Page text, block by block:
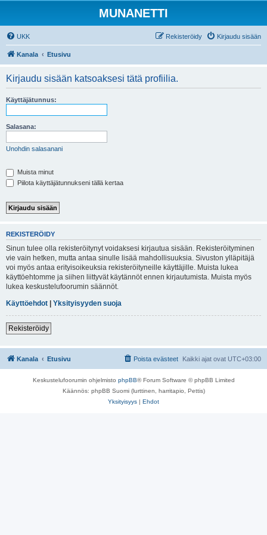
MUNANETTI
UKK Kirjaudu sisään
Rekisteröidy
Kanala Etusivu
Kirjaudu sisään katsoaksesi tätä profiilia.
Käyttäjätunnus:
Salasana:
Unohdin salasanani
Muista minut
Piilota käyttäjätunnukseni tällä kertaa
REKISTERÖIDY
Sinun tulee olla rekisteröitynyt voidaksesi kirjautua sisään. Rekisteröityminen
vie vain hetken, mutta antaa sinulle lisää mahdollisuuksia. Sivuston ylläpitäjä
voi myös antaa erityisoikeuksia rekisteröityneille käyttäjille. Muista lukea
käyttöehtomme ja siihen liittyvät käytännöt ennen kirjautumista. Muista myös
lukea keskustelufoorumin säännöt.
Käyttöehdot | Yksityisyyden suoja
Rekisteröidy
Kanala Etusivu Kaikki ajat ovat UTC+03:00
Poista evästeet
Keskustelufoorumin ohjelmisto phpBB® Forum Software © phpBB Limited
Käännös: phpBB Suomi (lurttinen, harritapio, Pettis)
Yksityisyys | Ehdot